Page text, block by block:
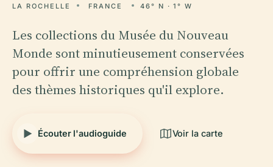
LA ROCHELLE FRANCE 46° N · 1° W
Les collections du Musée du Nouveau
Monde sont minutieusement conservées
pour offrir une compréhension globale
des thèmes historiques qu'il explore.
Écouter l'audioguide Voir la carte